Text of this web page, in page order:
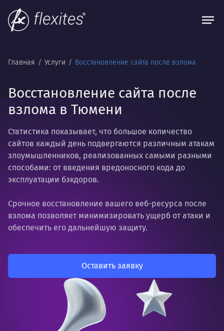
Главная Услуги Восстановление сайта после взлома
Восстановление сайта после
взлома в Тюмени
Статистика показывает, что большое количество
сайтов каждый день подвергаются различным атакам
злоумышленников, реализованных самыми разными
способами: от введения вредоносного кода до
эксплуатации бэкдоров.
Срочное восстановление вашего веб-ресурса после
взлома позволяет минимизировать ущерб от атаки и
обеспечить его дальнейшую защиту.
Оставить заявку